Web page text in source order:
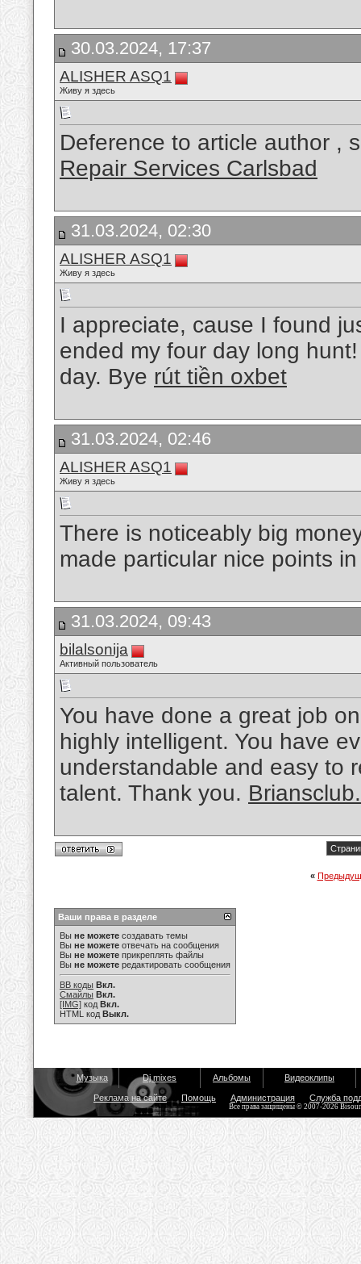
30.03.2024, 17:37
ALISHER ASQ1
Живу я здесь
Deference to article author ,
Repair Services Carlsbad
31.03.2024, 02:30
ALISHER ASQ1
Живу я здесь
I appreciate, cause I found
ended my four day long
day. Bye rút tiền oxbet
31.03.2024, 02:46
ALISHER ASQ1
Живу я здесь
There is noticeably big
made particular nice points
31.03.2024, 09:43
bilalsonija
Активный пользователь
You have done a great job
highly intelligent. You have
understandable and easy to
talent. Thank you.
«
Ваши права в разделе
Вы не можете создавать темы
Вы не можете отвечать на сообщения
Вы не можете прикреплять файлы
Вы не можете редактировать сообщения
BB коды Вкл.
Смайлы Вкл.
[IMG] код Вкл.
HTML код Выкл.
Музыка Dj mixes Альбомы Видеоклипы
Реклама на сайте Помощь Администрация Служба
Все права защищены © 2007-2026